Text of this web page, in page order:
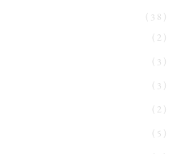
(38)
(2)
(3)
(3)
(2)
(5)